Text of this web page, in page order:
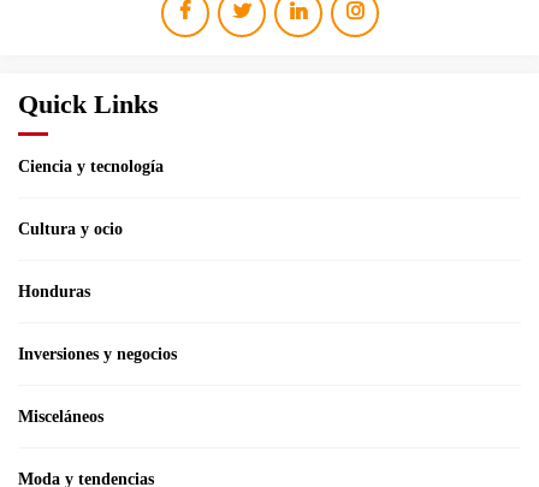
Quick Links
Ciencia y tecnología
Cultura y ocio
Honduras
Inversiones y negocios
Misceláneos
Moda y tendencias